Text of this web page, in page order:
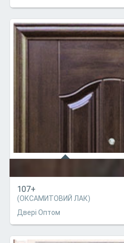
107+
(ОКСАМИТОВИЙ ЛАК)
Двері Оптом